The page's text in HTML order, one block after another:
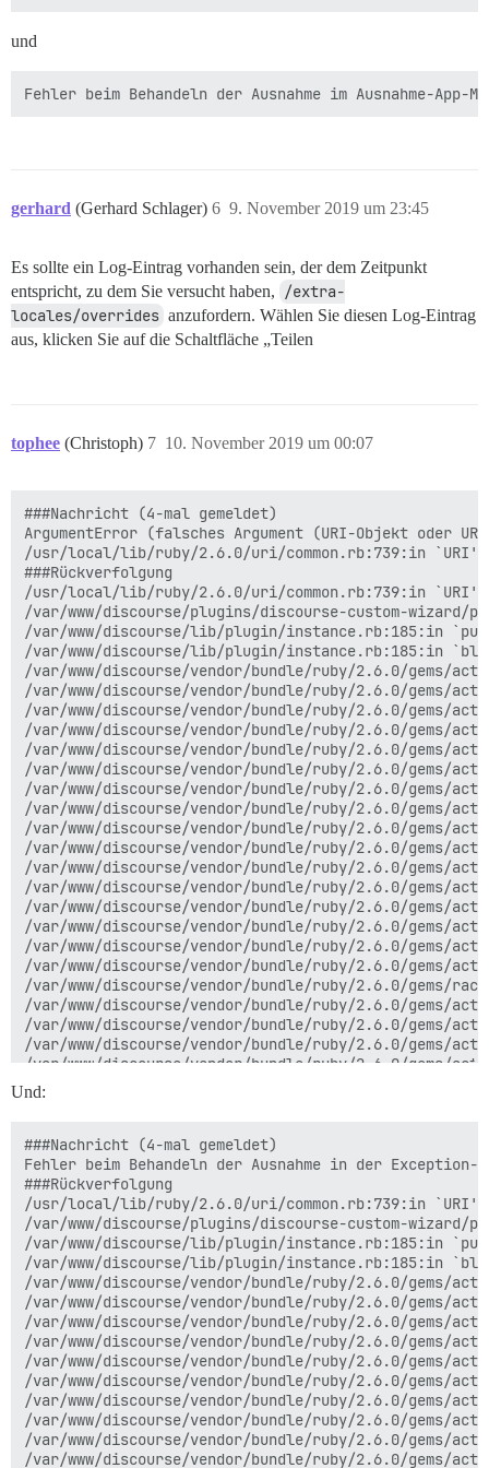
und
gerhard (Gerhard Schlager) 9. November 2019 um 23:45
6
Es sollte ein Log-Eintrag vorhanden sein, der dem Zeitpunkt
entspricht, zu dem Sie versucht haben,
/extra-
locales/overrides anzufordern. Wählen Sie diesen Log-Eintrag
aus, klicken Sie auf die Schaltfläche „Teilen
tophee (Christoph) 10. November 2019 um 00:07
7
###Nachricht (4-mal gemeldet)
ArgumentError (falsches Argument (URI-Objekt oder
/usr/local/lib/ruby/2.6.0/uri/common.rb:739:in `URI'
###Rückverfolgung
/usr/local/lib/ruby/2.6.0/uri/common.rb:739:in `URI'
/var/www/discourse/plugins/discourse-custom-
/var/www/discourse/lib/plugin/instance.rb:185:in
/var/www/discourse/lib/plugin/instance.rb:185:in
/var/www/discourse/vendor/bundle/ruby/2.6.0/
/var/www/discourse/vendor/bundle/ruby/2.6.0/gems/
/var/www/discourse/vendor/bundle/ruby/2.6.0/
/var/www/discourse/vendor/bundle/ruby/2.6.0/
/var/www/discourse/vendor/bundle/ruby/2.6.0/gems/
/var/www/discourse/vendor/bundle/ruby/2.6.0/
/var/www/discourse/vendor/bundle/ruby/2.6.0/gems/
/var/www/discourse/vendor/bundle/ruby/2.6.0/
/var/www/discourse/vendor/bundle/ruby/2.6.0/
/var/www/discourse/vendor/bundle/ruby/2.6.0/
/var/www/discourse/vendor/bundle/ruby/2.6.0/
/var/www/discourse/vendor/bundle/ruby/2.6.0/
/var/www/discourse/vendor/bundle/ruby/2.6.0/gems/
/var/www/discourse/vendor/bundle/ruby/2.6.0/
/var/www/discourse/vendor/bundle/ruby/2.6.0/gems/
/var/www/discourse/vendor/bundle/ruby/2.6.0/gems/
/var/www/discourse/vendor/bundle/ruby/2.6.0/
/var/www/discourse/vendor/bundle/ruby/2.6.0/
/var/www/discourse/vendor/bundle/ruby/2.6.0/
/var/www/discourse/vendor/bundle/ruby/2.6.0/
/var/www/discourse/vendor/bundle/ruby/2.6.0/
/var/www/discourse/vendor/bundle/ruby/2.6.0/
/var/www/discourse/vendor/bundle/ruby/2.6.0/gems/
/var/www/discourse/vendor/bundle/ruby/2.6.0/
/var/www/discourse/vendor/bundle/ruby/2.6.0/
/var/www/discourse/lib/middleware/
/var/www/discourse/vendor/bundle/ruby/2.6.0/
/var/www/discourse/vendor/bundle/ruby/2.6.0/
/var/www/discourse/vendor/bundle/ruby/2.6.0/
/var/www/discourse/lib/content_security_policy/
/var/www/discourse/lib/middleware/
/var/www/discourse/vendor/bundle/ruby/2.6.0/
/var/www/discourse/vendor/bundle/ruby/2.6.0/
/var/www/discourse/vendor/bundle/ruby/2.6.0/gems/
/var/www/discourse/vendor/bundle/ruby/2.6.0/
/var/www/discourse/vendor/bundle/ruby/2.6.0/gems/
/var/www/discourse/vendor/bundle/ruby/2.6.0/gems/
/var/www/discourse/vendor/bundle/ruby/2.6.0/gems/
/var/www/discourse/vendor/bundle/ruby/2.6.0/gems/
/var/www/discourse/vendor/bundle/ruby/2.6.0/gems/
Und:
###Nachricht (4-mal gemeldet)
Fehler beim Behandeln der Ausnahme in der
###Rückverfolgung
/usr/local/lib/ruby/2.6.0/uri/common.rb:739:in `URI'
/var/www/discourse/plugins/discourse-custom-
/var/www/discourse/lib/plugin/instance.rb:185:in
/var/www/discourse/lib/plugin/instance.rb:185:in
/var/www/discourse/vendor/bundle/ruby/2.6.0/
/var/www/discourse/vendor/bundle/ruby/2.6.0/gems/
/var/www/discourse/vendor/bundle/ruby/2.6.0/
/var/www/discourse/vendor/bundle/ruby/2.6.0/
/var/www/discourse/vendor/bundle/ruby/2.6.0/gems/
/var/www/discourse/vendor/bundle/ruby/2.6.0/
/var/www/discourse/vendor/bundle/ruby/2.6.0/gems/
/var/www/discourse/vendor/bundle/ruby/2.6.0/
/var/www/discourse/vendor/bundle/ruby/2.6.0/
/var/www/discourse/vendor/bundle/ruby/2.6.0/